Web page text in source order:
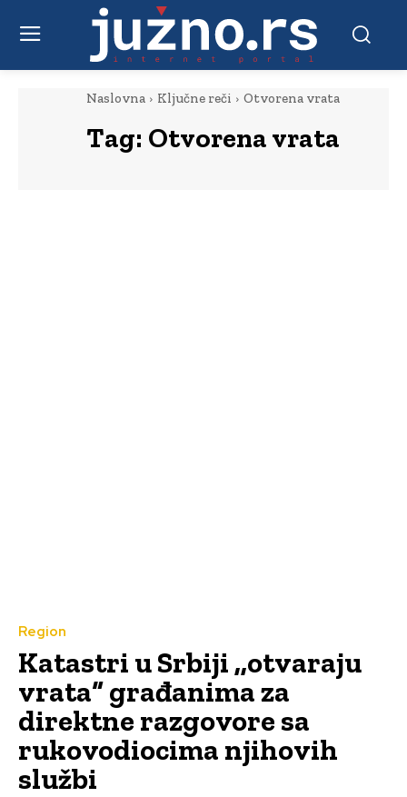
Naslovna Ključne reči Otvorena vrata
Tag: Otvorena vrata
Region
Katastri u Srbiji ,,otvaraju
vrata“ građanima za
direktne razgovore sa
rukovodiocima njihovih
službi